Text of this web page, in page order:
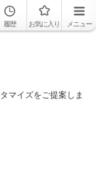
履歴 お気に入り メニュー
マイズをご提案しま